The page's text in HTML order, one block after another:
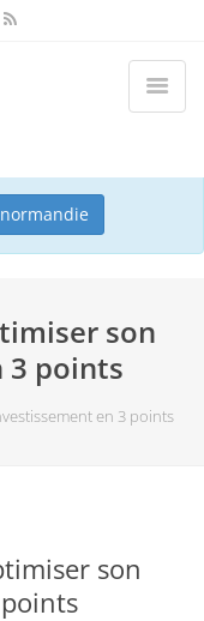
son
3 points
en 3 points
son